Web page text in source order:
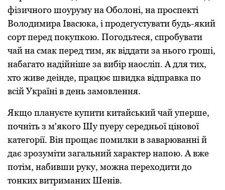
фізичного шоуруму на Оболоні, на проспекті
Володимира Івасюка, і продегустувати будь-який
сорт перед покупкою. Погодьтеся, спробувати
чай на смак перед тим, як віддати за нього гроші,
набагато надійніше за вибір наосліп. А для тих,
хто живе деінде, працює швидка відправка по
всій Україні в день замовлення.
Якщо плануєте купити китайський чай уперше,
почніть з м'якого Шу пуеру середньої цінової
категорії. Він прощає помилки в заварюванні й
дає зрозуміти загальний характер напою. А вже
потім, набивши руку, можна переходити до
тонких витриманих Шенів.